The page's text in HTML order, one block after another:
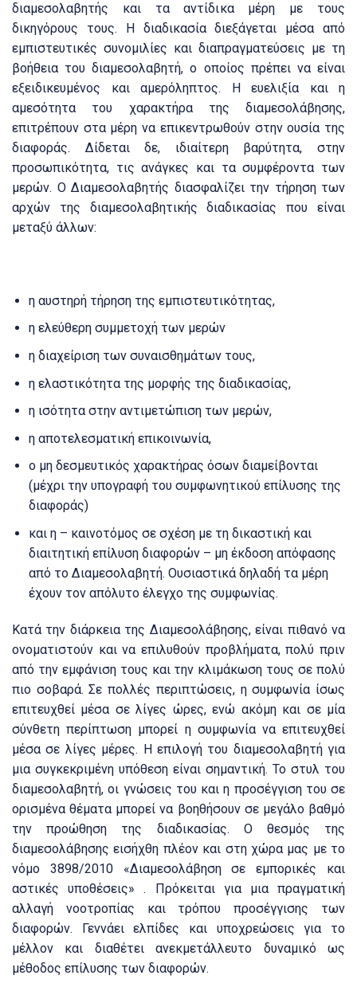
διαμεσολαβητής και τα αντίδικα μέρη με τους
δικηγόρους τους.
Η διαδικασία διεξάγεται μέσα από
εμπιστευτικές συνομιλίες και διαπραγματεύσεις με τη
βοήθεια του διαμεσολαβητή, ο οποίος πρέπει να είναι
εξειδικευμένος και αμερόληπτος.
Η ευελιξία και η
αμεσότητα του χαρακτήρα της διαμεσολάβησης,
επιτρέπουν στα μέρη να επικεντρωθούν στην ουσία της
διαφοράς. Δίδεται δε, ιδιαίτερη βαρύτητα, στην
προσωπικότητα, τις ανάγκες και τα συμφέροντα των
μερών. Ο Διαμεσολαβητής διασφαλίζει την τήρηση των
αρχών της διαμεσολαβητικής διαδικασίας που είναι
μεταξύ άλλων:
η αυστηρή τήρηση της εμπιστευτικότητας,
η ελεύθερη συμμετοχή των μερών
η διαχείριση των συναισθημάτων τους,
η ελαστικότητα της μορφής της διαδικασίας,
η ισότητα στην αντιμετώπιση των μερών,
η αποτελεσματική επικοινωνία,
ο μη δεσμευτικός χαρακτήρας όσων διαμείβονται
(μέχρι την υπογραφή του συμφωνητικού επίλυσης της
διαφοράς)
και η – καινοτόμος σε σχέση με τη δικαστική και
διαιτητική επίλυση διαφορών – μη έκδοση απόφασης
από το Διαμεσολαβητή. Ουσιαστικά δηλαδή τα μέρη
έχουν τον απόλυτο έλεγχο της συμφωνίας.
Κατά την διάρκεια της Διαμεσολάβησης, είναι πιθανό να
ονοματιστούν και να επιλυθούν προβλήματα, πολύ πριν
από την εμφάνιση τους και την κλιμάκωση τους σε πολύ
πιο σοβαρά.Σε πολλές περιπτώσεις, η συμφωνία ίσως
επιτευχθεί μέσα σε λίγες ώρες, ενώ ακόμη και σε μία
σύνθετη περίπτωση μπορεί η συμφωνία να επιτευχθεί
μέσα σε λίγες μέρες. Η επιλογή του διαμεσολαβητή για
μια συγκεκριμένη υπόθεση είναι σημαντική. Το στυλ του
διαμεσολαβητή, οι γνώσεις του και η προσέγγιση του σε
ορισμένα θέματα μπορεί να βοηθήσουν σε μεγάλο βαθμό
την προώθηση της διαδικασίας. Ο θεσμός της
διαμεσολάβησης εισήχθη πλέον και στη χώρα μας με το
νόμο 3898/2010 «Διαμεσολάβηση σε εμπορικές και
αστικές υποθέσεις» . Πρόκειται για μια πραγματική
αλλαγή νοοτροπίας και τρόπου προσέγγισης των
διαφορών. Γεννάει ελπίδες και υποχρεώσεις για το
μέλλον και διαθέτει ανεκμετάλλευτο δυναμικό ως
μέθοδος επίλυσης των διαφορών.